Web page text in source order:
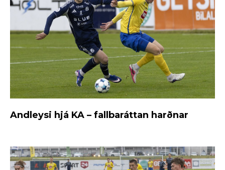
Andleysi hjá KA – fallbaráttan harðnar